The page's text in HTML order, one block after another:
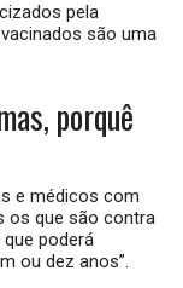
pela
são uma
porquê
e médicos com
os que são contra
poderá
ou dez anos”.